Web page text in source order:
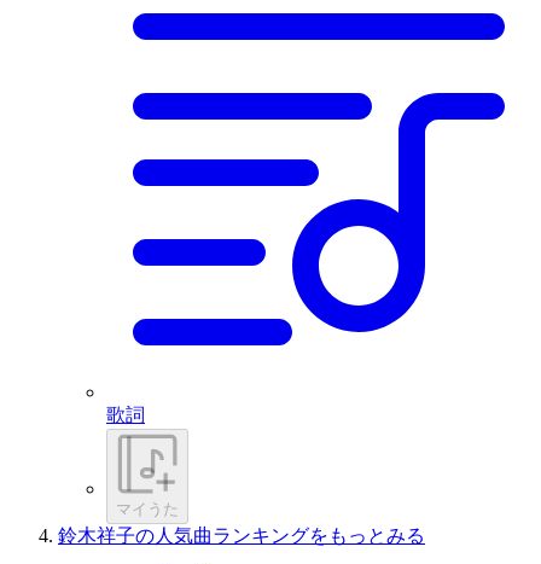
歌詞
マイうた
鈴木祥子の人気曲ランキングをもっとみる